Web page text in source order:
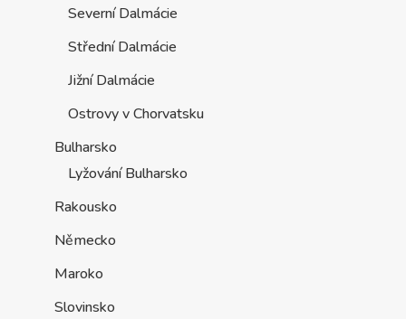
Severní Dalmácie
Střední Dalmácie
Jižní Dalmácie
Ostrovy v Chorvatsku
Bulharsko
Lyžování Bulharsko
Rakousko
Německo
Maroko
Slovinsko